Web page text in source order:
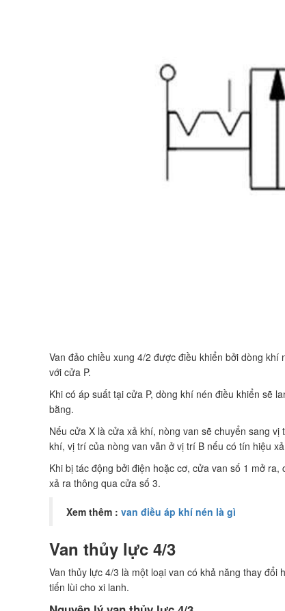
Van đảo chiều xung 4/2 được điều khiển bởi dòng
với cửa P.
Khi có áp suất tại cửa P, dòng khí nén điều khiển sẽ
bằng.
Nếu cửa X là cửa xả khí, nòng van sẽ chuyển sang
khí, vị trí của nòng van vẫn ở vị trí B nếu có tín hiệu
Khi bị tác động bởi điện hoặc cơ, cửa van số 1 mở
xả ra thông qua cửa số 3.
Xem thêm : van điều áp khí nén là gì
Van thủy lực 4/3
Van thủy lực 4/3 là một loại van có khả năng thay
tiến lùi cho xi lanh.